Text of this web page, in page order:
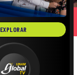
EXPLORAR
SALUD